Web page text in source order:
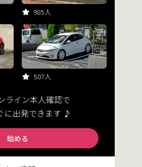
985人
507人
ライン本人確認で
に出発できます ♪
始める